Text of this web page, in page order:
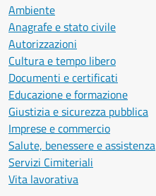
Ambiente
Anagrafe e stato civile
Autorizzazioni
Cultura e tempo libero
Documenti e certificati
Educazione e formazione
Giustizia e sicurezza pubblica
Imprese e commercio
Salute, benessere e assistenza
Servizi Cimiteriali
Vita lavorativa